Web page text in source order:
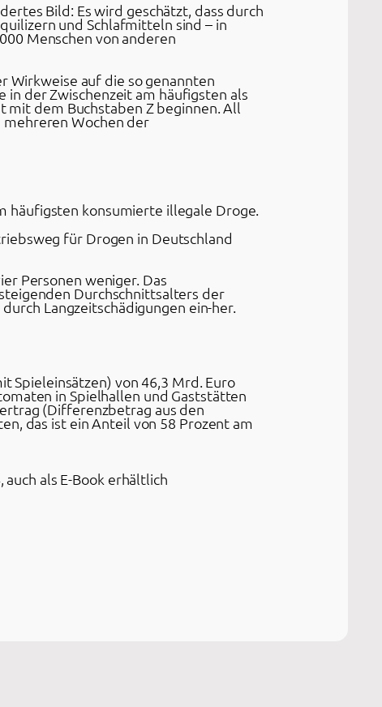
Bild: Es wird geschätzt, dass durch
und Schlafmitteln sind – in
Menschen von anderen
auf die so genannten
in der Zwischenzeit am häufigsten als
dem Buchstaben Z beginnen. All
Wochen der
häufigsten konsumierte illegale Droge.
für Drogen in Deutschland
Personen weniger. Das
Durchschnittsalters der
Langzeitschädigungen ein-her.
Spieleinsätzen) von 46,3 Mrd. Euro
in Spielhallen und Gaststätten
(Differenzbetrag aus den
das ist ein Anteil von 58 Prozent am
auch als E-Book erhältlich